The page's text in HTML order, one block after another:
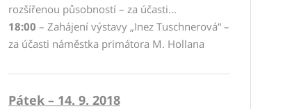
rozšířenou působností – za účasti...
18:00 – Zahájení výstavy „Inez Tuschnerová“ –
za účasti náměstka primátora M. Hollana
Pátek – 14. 9. 2018